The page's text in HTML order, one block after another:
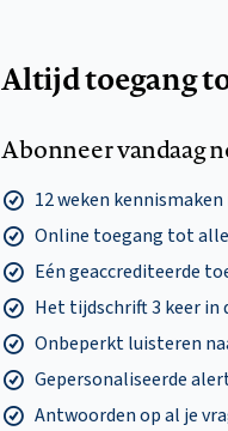
Altijd toegang
Abonneer vandaag
12 weken
Online toegang tot
Eén geaccrediteerde
Het tijdschrift 3 keer in
Onbeperkt luisteren
Gepersonaliseerde
Antwoorden op al je